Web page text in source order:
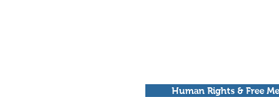
Human Rights & Free